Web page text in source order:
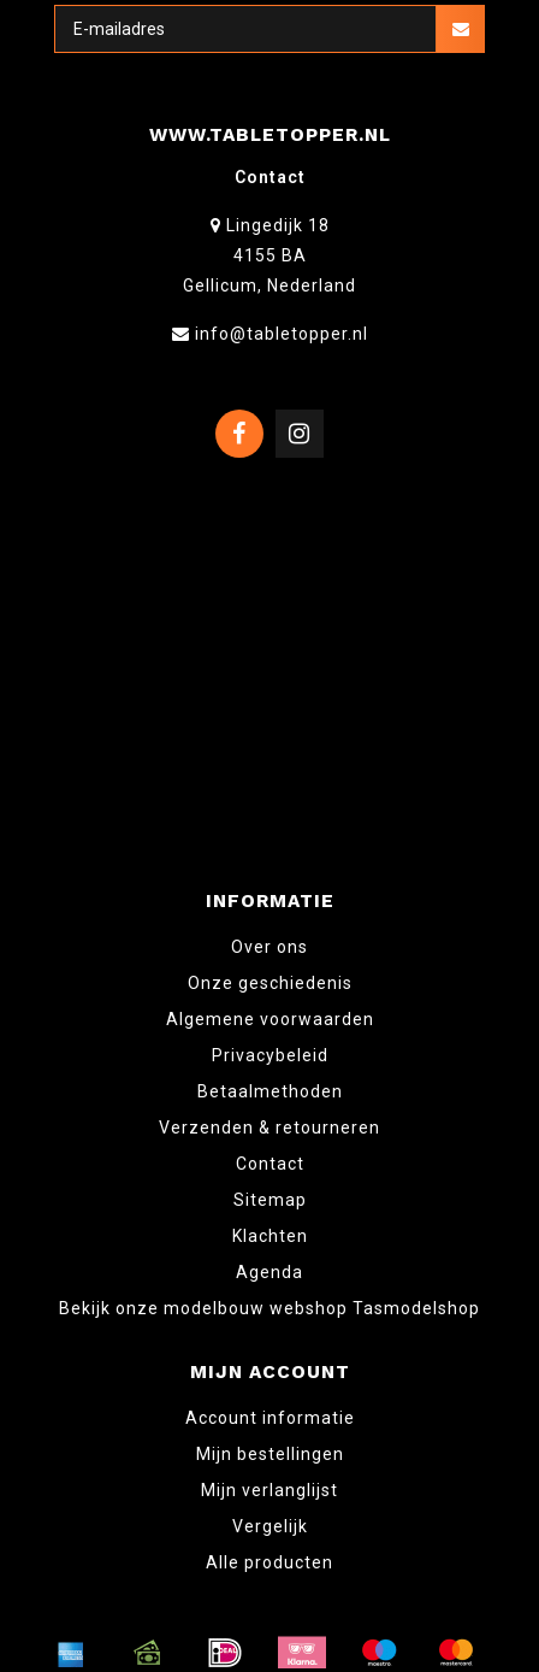
WWW.TABLETOPPER.NL
Contact
Lingedijk 18
4155 BA
Gellicum, Nederland
info@tabletopper.nl
INFORMATIE
Over ons
Onze geschiedenis
Algemene voorwaarden
Privacybeleid
Betaalmethoden
Verzenden & retourneren
Contact
Sitemap
Klachten
Agenda
Bekijk onze modelbouw webshop Tasmodelshop
MIJN ACCOUNT
Account informatie
Mijn bestellingen
Mijn verlanglijst
Vergelijk
Alle producten